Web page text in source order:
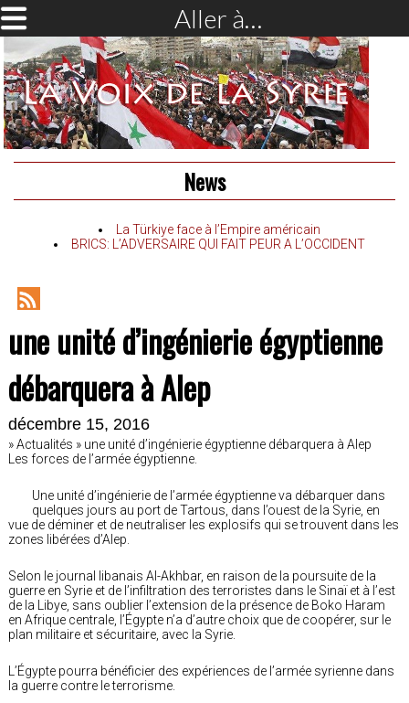
Aller à…
News
La Türkiye face à l’Empire américain
BRICS: L’ADVERSAIRE QUI FAIT PEUR A L’OCCIDENT
RSS
une unité d’ingénierie égyptienne
débarquera à Alep
décembre 15, 2016
» Actualités » une unité d’ingénierie égyptienne débarquera à Alep
Les forces de l’armée égyptienne.
Une unité d’ingénierie de l’armée égyptienne va débarquer dans
quelques jours au port de Tartous, dans l’ouest de la Syrie, en
vue de déminer et de neutraliser les explosifs qui se trouvent dans les
zones libérées d’Alep.
Selon le journal libanais Al-Akhbar, en raison de la poursuite de la
guerre en Syrie et de l’infiltration des terroristes dans le Sinaï et à l’est
de la Libye, sans oublier l’extension de la présence de Boko Haram
en Afrique centrale, l’Égypte n’a d’autre choix que de coopérer, sur le
plan militaire et sécuritaire, avec la Syrie.
L’Égypte pourra bénéficier des expériences de l’armée syrienne dans
la guerre contre le terrorisme.